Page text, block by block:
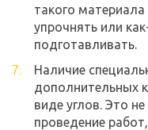
такого
упрочнять или
подготавливать.
Наличие
дополнительных
виде углов. Это
проведение